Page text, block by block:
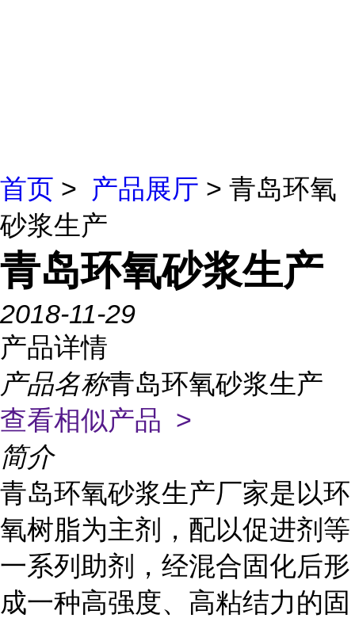
首页 > 产品展厅 > 青岛环氧
砂浆生产
青岛环氧砂浆生产
2018-11-29
产品详情
产品名称青岛环氧砂浆生产
查看相似产品 >
简介
青岛环氧砂浆生产厂家是以环
氧树脂为主剂，配以促进剂等
一系列助剂，经混合固化后形
成一种高强度、高粘结力的固